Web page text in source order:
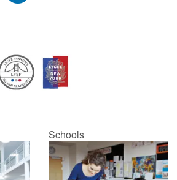
Schools